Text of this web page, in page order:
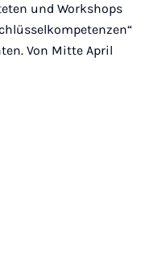
und Workshops
Von Mitte April